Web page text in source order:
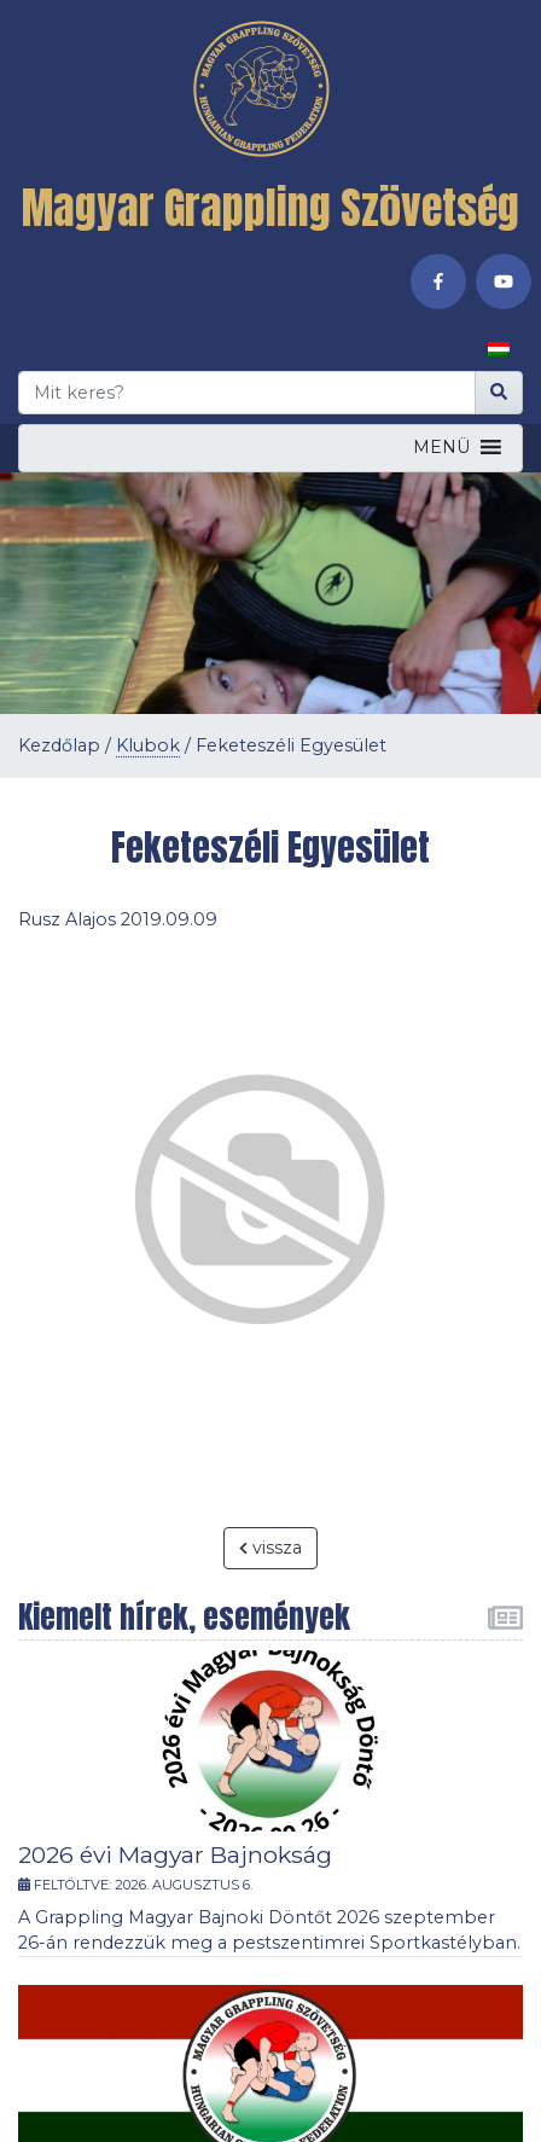
Magyar Grappling Szövetség
MENÜ
Kezdőlap / Klubok / Feketeszéli Egyesület
Feketeszéli Egyesület
Rusz Alajos 2019.09.09
vissza
Kiemelt hírek, események
2026 évi Magyar Bajnokság
FELTÖLTVE: 2026. AUGUSZTUS 6.
A Grappling Magyar Bajnoki Döntőt 2026 szeptember
26-án rendezzük meg a pestszentimrei Sportkastélyban.